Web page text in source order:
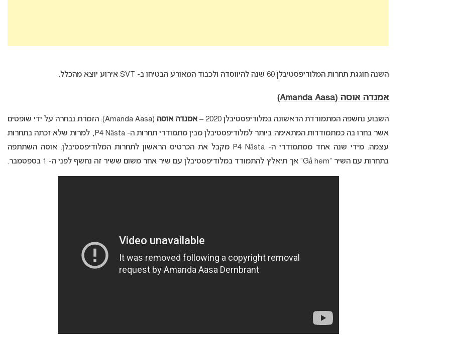
השנה חוגגת תחרות המלודיפסטיבלן 60 שנה להיווסדה ולכבוד המאורע הבטיחו ב- SVT אירוע יוצא מהכלל.
אמנדה אוסה (Amanda Aasa)
השבוע נחשפה המתמודדת הראשונה במלודיפסטיבלן 2020 – אמנדה אוסה
(Amanda Aasa). הזמרת נבחרה על ידי שופטים
אשר בחרו בה כמתמודדות המתאימה ביותר למלודיפסטיבלן מבין מתמודדי תחרות ה- P4 Nästa, למרות שלא זכתה בתחרות
עצמה. מידי שנה אחד ממתמודדי ה- P4 Nästa מקבל את הכרטיס הראשון לתחרות המלודיפסטיבלן. אוסה השתתפה
בתחרות עם השיר “Gå hem” אך תיאלץ להתמודד במלודיפסטיבלן עם שיר אחר משום ששיר זה נחשף לפני ה- 1 בספטמבר.